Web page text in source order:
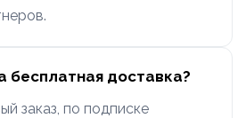
бесплатная доставка?
заказ, по подписке